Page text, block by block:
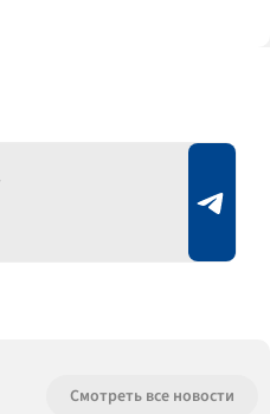
Смотреть все новости